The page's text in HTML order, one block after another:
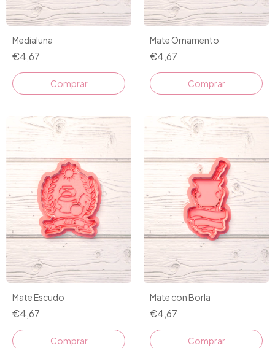
Medialuna
€4,67
Comprar
Mate Ornamento
€4,67
Comprar
Mate Escudo
€4,67
Comprar
Mate con Borla
€4,67
Comprar